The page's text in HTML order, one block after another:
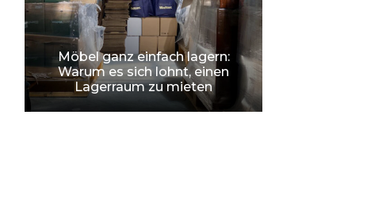
Möbel ganz einfach lagern:
Warum es sich lohnt, einen
Lagerraum zu mieten